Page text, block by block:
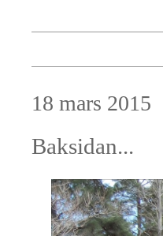
18 mars 2015
Baksidan...